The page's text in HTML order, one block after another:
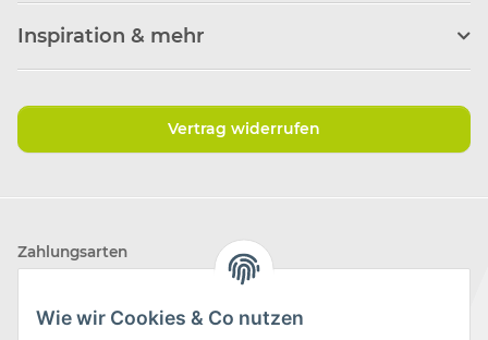
Wie wir Cookies & Co nutzen
Inspiration & mehr
Vertrag widerrufen
Zahlungsarten